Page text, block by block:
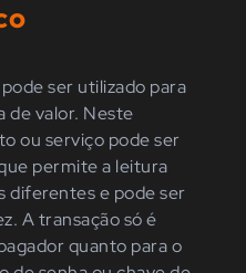
ser utilizado para
de valor. Neste
ou serviço pode ser
permite a leitura
diferentes e pode ser
A transação só é
quanto para o